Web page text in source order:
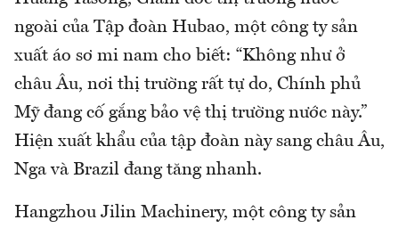
ngoài của Tập đoàn Hubao, một công ty sản
xuất áo sơ mi nam cho biết: “Không như ở
châu Âu, nơi thị trường rất tự do, Chính phủ
Mỹ đang cố gắng bảo vệ thị trường nước này.”
Hiện xuất khẩu của tập đoàn này sang châu Âu,
Nga và Brazil đang tăng nhanh.
Hangzhou Jilin Machinery, một công ty sản